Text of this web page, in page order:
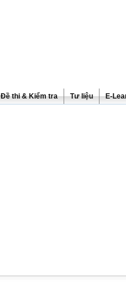
Đề thi & Kiểm tra Tư liệu E-